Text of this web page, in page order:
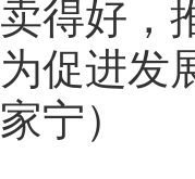
卖得好，
为促进发
家宁）